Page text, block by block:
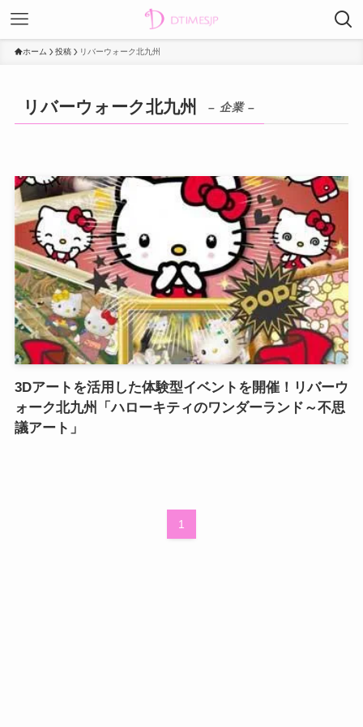
ホーム 投稿 リバーウォーク北九州
リバーウォーク北九州 – 企業 –
3Dアートを活用した体験型イベントを開催！リバーウ
ォーク北九州「ハローキティのワンダーランド～不思
議アート」
1